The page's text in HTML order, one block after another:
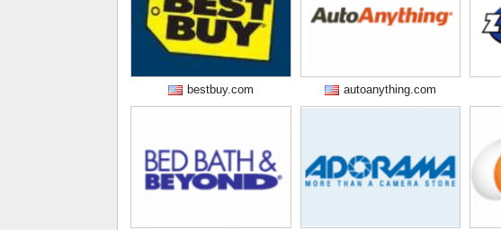
bestbuy.com autoanything.com